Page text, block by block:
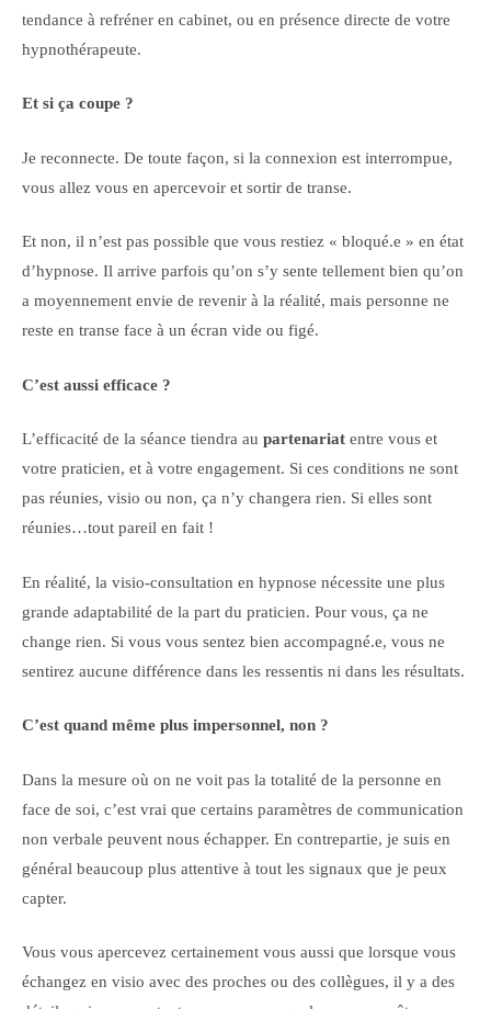
tendance à refréner en cabinet, ou en présence directe de votre
hypnothérapeute.
Et si ça coupe ?
Je reconnecte. De toute façon, si la connexion est interrompue,
vous allez vous en apercevoir et sortir de transe.
Et non, il n’est pas possible que vous restiez « bloqué.e » en état
d’hypnose. Il arrive parfois qu’on s’y sente tellement bien qu’on
a moyennement envie de revenir à la réalité, mais personne ne
reste en transe face à un écran vide ou figé.
C’est aussi efficace ?
L’efficacité de la séance tiendra au partenariat entre vous et
votre praticien, et à votre engagement. Si ces conditions ne sont
pas réunies, visio ou non, ça n’y changera rien. Si elles sont
réunies…tout pareil en fait !
En réalité, la visio-consultation en hypnose nécessite une plus
grande adaptabilité de la part du praticien. Pour vous, ça ne
change rien. Si vous vous sentez bien accompagné.e, vous ne
sentirez aucune différence dans les ressentis ni dans les résultats.
C’est quand même plus impersonnel, non ?
Dans la mesure où on ne voit pas la totalité de la personne en
face de soi, c’est vrai que certains paramètres de communication
non verbale peuvent nous échapper. En contrepartie, je suis en
général beaucoup plus attentive à tout les signaux que je peux
capter.
Vous vous apercevez certainement vous aussi que lorsque vous
échangez en visio avec des proches ou des collègues, il y a des